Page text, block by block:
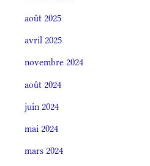
août 2025
avril 2025
novembre 2024
août 2024
juin 2024
mai 2024
mars 2024